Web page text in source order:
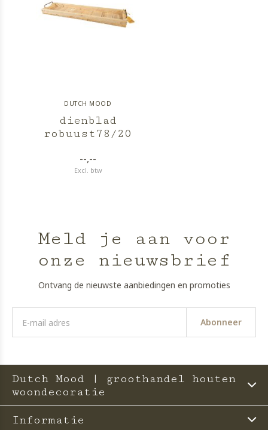
DUTCH MOOD
dienblad
robuust78/20
--,--
Excl. btw
Meld je aan voor
onze nieuwsbrief
Ontvang de nieuwste aanbiedingen en promoties
Abonneer
Dutch Mood | groothandel houten
woondecoratie
Informatie